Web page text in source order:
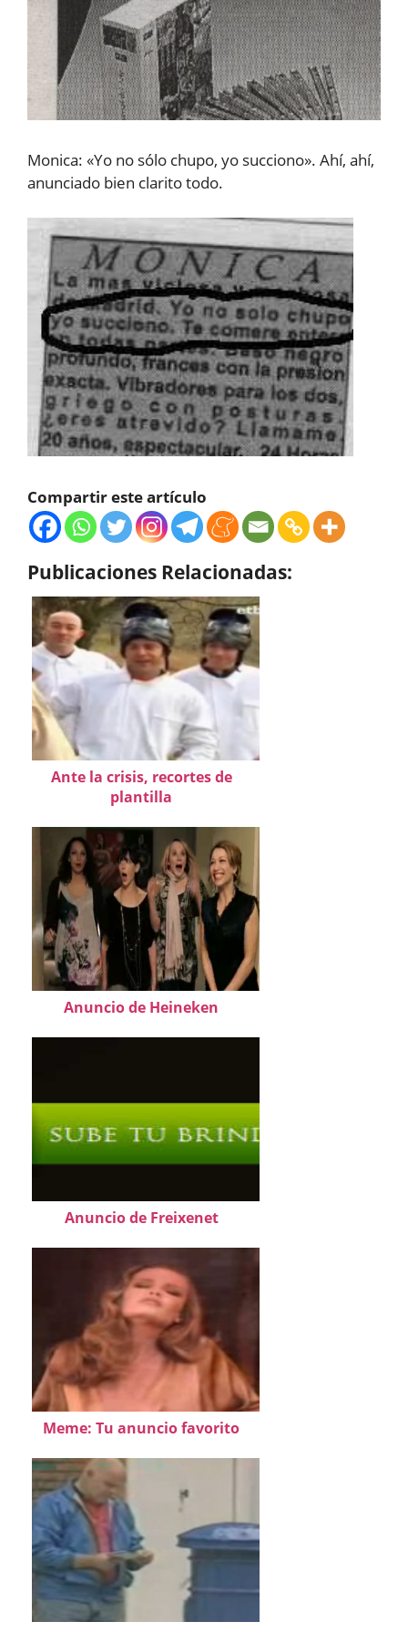
Monica: «Yo no sólo chupo, yo succiono». Ahí, ahí,
anunciado bien clarito todo.
Compartir este artículo
Publicaciones Relacionadas:
Ante la crisis, recortes de
plantilla
Anuncio de Heineken
Anuncio de Freixenet
Meme: Tu anuncio favorito